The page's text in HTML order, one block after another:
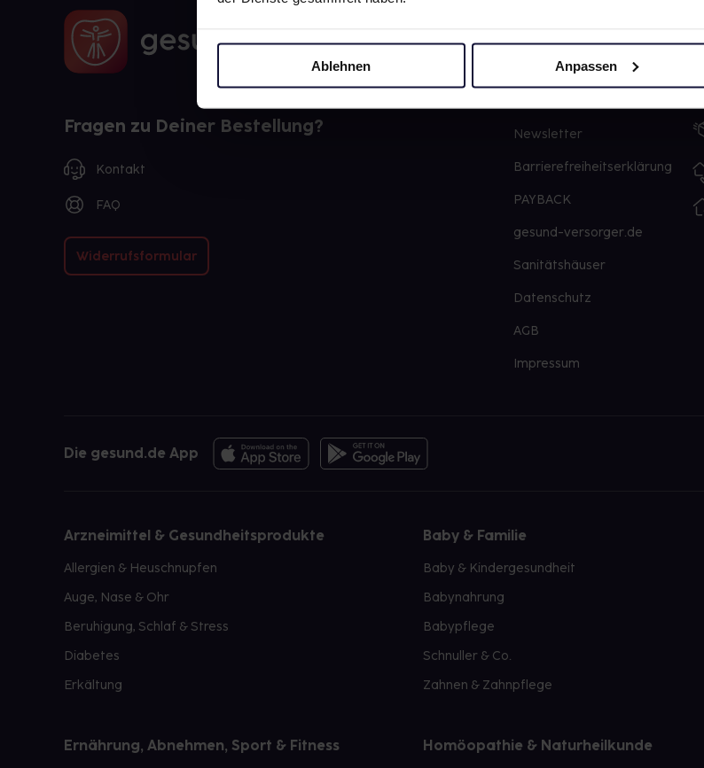
Ablehnen Anpassen
Fragen zu Deiner Bestellung?
Kontakt
FAQ
Widerrufsformular
Über uns
Newsletter
Barrierefreiheitserklärung
PAYBACK
gesund-versorger.de
Sanitätshäuser
Datenschutz
AGB
Impressum
Die gesund.de App
Arzneimittel & Gesundheitsprodukte
Allergien & Heuschnupfen
Auge, Nase & Ohr
Beruhigung, Schlaf & Stress
Diabetes
Erkältung
Baby & Familie
Baby & Kindergesundheit
Babynahrung
Babypflege
Schnuller & Co.
Zahnen & Zahnpflege
Ernährung, Abnehmen, Sport & Fitness Homöopathie & Naturheilkunde